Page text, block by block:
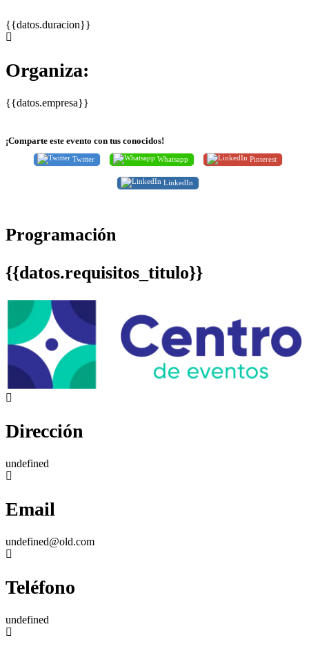
{{datos.duracion}}
Organiza:
{{datos.empresa}}
¡Comparte este evento con tus conocidos!
Twitter Whatsapp Pinterest
LinkedIn
Programación
{{datos.requisitos_titulo}}
Dirección
undefined
Email
undefined@old.com
Teléfono
undefined